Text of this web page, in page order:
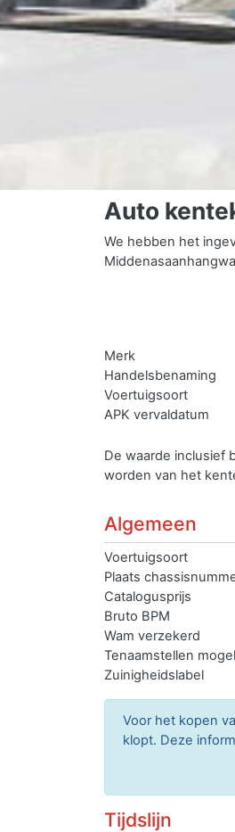
Auto
We hebben het
Merk
Handelsbenaming
Voertuigsoort
APK vervaldatum
De waarde inclusief
worden van het
Algemeen
Voertuigsoort
Plaats
Catalogusprijs
Bruto BPM
Wam verzekerd
Tenaamstellen
Zuinigheidslabel
Voor het kopen
klopt. Deze
Tijdslijn